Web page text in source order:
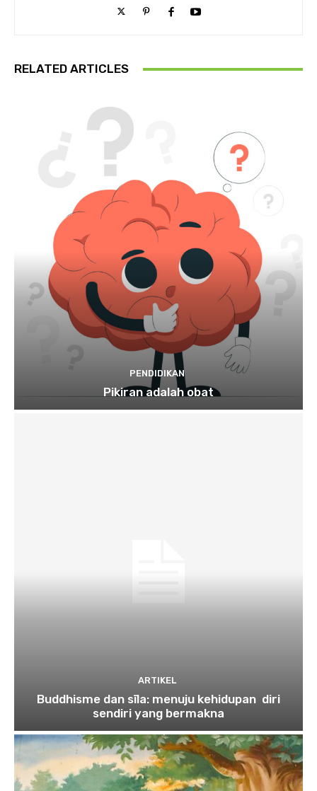
RELATED ARTICLES
PENDIDIKAN
Pikiran adalah obat
ARTIKEL
Buddhisme dan sīla: menuju kehidupan diri
sendiri yang bermakna